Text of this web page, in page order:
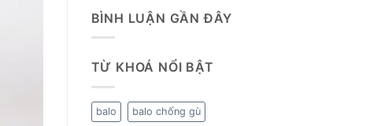
BÌNH LUẬN GẦN ĐÂY
TỪ KHOÁ NỔI BẬT
balo balo chống gù